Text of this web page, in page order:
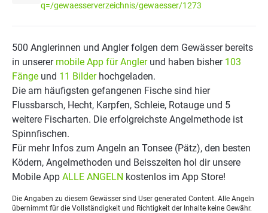
q=/gewaesserverzeichnis/gewaesser/1273
500 Anglerinnen und Angler folgen dem Gewässer bereits
in unserer mobile App für Anglerund haben bisher 103
Fänge und 11 Bilderhochgeladen.
Die am häufigsten gefangenen Fische sind hier
Flussbarsch, Hecht, Karpfen, Schleie, Rotauge und 5
weitere Fischarten. Die erfolgreichste Angelmethode ist
Spinnfischen.
Für mehr Infos zum Angeln an Tonsee (Pätz), den besten
Ködern, Angelmethoden und Beisszeiten hol dir unsere
Mobile App ALLE ANGELN kostenlos im App Store!
Die Angaben zu diesem Gewässer sind User generated Content. Alle Angeln
übernimmt für die Vollständigkeit und Richtigkeit der Inhalte keine Gewähr.